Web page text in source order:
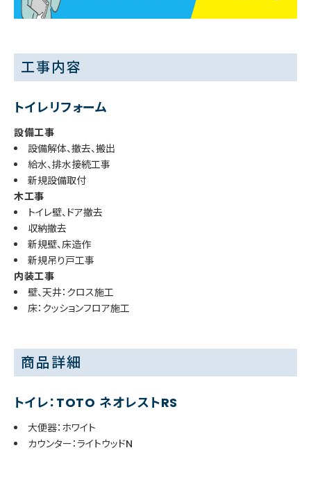
工事内容
トイレリフォーム
設備工事
設備解体、撤去、搬出
給水、排水接続工事
新規設備取付
木工事
トイレ壁、ドア撤去
収納撤去
新規壁、床造作
新規吊り戸工事
内装工事
壁、天井：クロス施工
床：クッションフロア施工
商品詳細
トイレ：TOTO ネオレストRS
大便器：ホワイト
カウンター：ライトウッドN